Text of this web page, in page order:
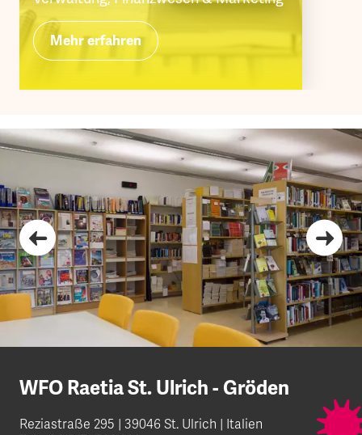
Mehr erfahren
WFO Raetia St. Ulrich - Gröden
Reziastraße 295 | 39046 St. Ulrich | Italien